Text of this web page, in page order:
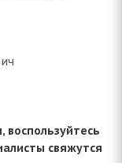
воспользуйтесь
свяжутся